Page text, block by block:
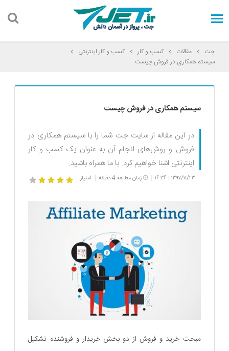
جت مقالات کسب و کار
کسب و کار اینترنتی
سیستم همکاری در فروش چیست
سیستم همکاری در فروش چیست
در این مقاله از سایت جت شما را با سیستم همکاری در
فروش و روش‌های انجام آن به عنوان یک کسب و کار
اینترنتی اشنا خواهیم کرد. با ما همراه باشید.
| زمان مطالعه 4 دقیقه امتیاز:
مبحث خرید و فروش از دو بخش خریدار و فروشنده تشکیل